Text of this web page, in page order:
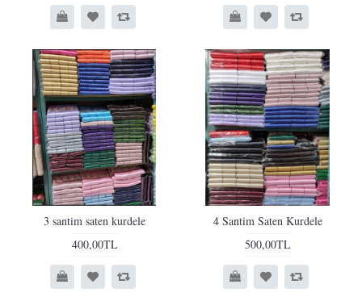
3 santim saten kurdele
400,00TL
4 Santim Saten Kurdele
500,00TL